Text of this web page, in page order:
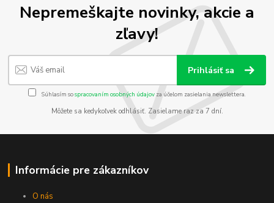
Nepremeškajte novinky, akcie a
zľavy!
Prihlásiť sa
Súhlasím sospracovaním osobných údajov za účelom zasielania newslettera.
Môžete sa kedykoľvek odhlásiť. Zasielame raz za 7 dní.
Informácie pre zákazníkov
O nás